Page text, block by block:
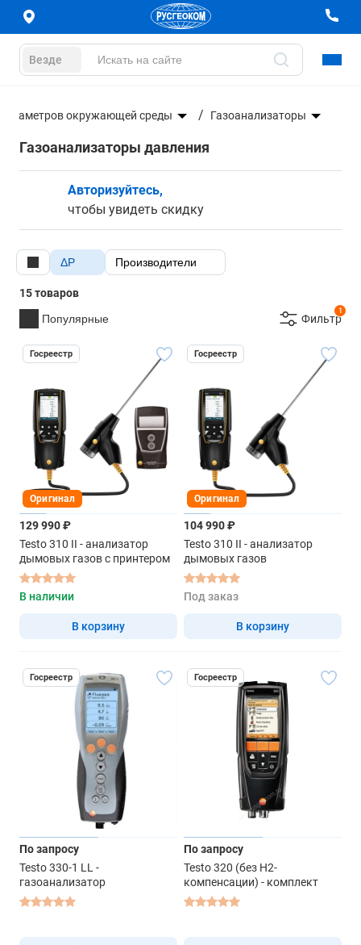
Везде
окружающей среды Газоанализаторы
Газоанализаторы давления
Авторизуйтесь,
чтобы увидеть скидку
ΔP Производители
15 товаров
Популярные
1
Фильтр
Госреестр
Оригинал
129 990 ₽
Testo 310 II - анализатор
дымовых газов с принтером
В наличии
В корзину
Госреестр
Оригинал
104 990 ₽
Testo 310 II - анализатор
дымовых газов
Под заказ
В корзину
Госреестр
По запросу
Testo 330-1 LL -
газоанализатор
Госреестр
По запросу
Testo 320 (без Н2-
компенсации) - комплект